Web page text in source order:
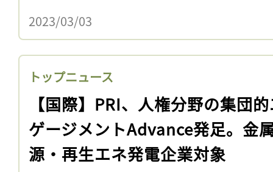
2023/03/03
トップニュース
【国際】PRI、人権分野の集団
ゲージメントAdvance発足。金
源・再生エネ発電企業対象